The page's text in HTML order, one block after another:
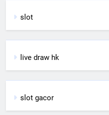
slot
live draw hk
slot gacor